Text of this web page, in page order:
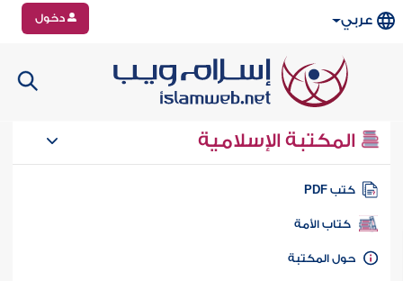
عربي دخول
المكتبة الإسلامية
كتب PDF
كتاب الأمة